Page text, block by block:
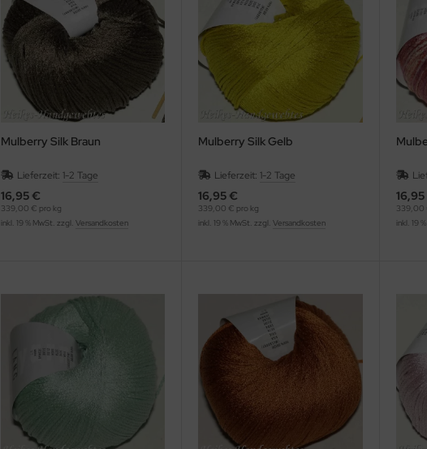
Mulberry Silk Braun
Lieferzeit: 1-2 Tage
16,95 €
339,00 € pro kg
inkl. 19 % MwSt. zzgl. Versandkosten
Mulberry Silk Gelb
Lieferzeit:1-2 Tage
16,95 €
339,00 € pro kg
inkl. 19 % MwSt. zzgl.Versandkosten
339,00
inkl. 19